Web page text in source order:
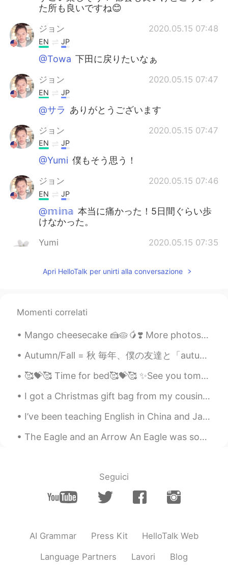
た所も良いですね😊
ジョン 2020.05.15 07:48
EN JP
@Towa 下田に戻りたいなぁ
ジョン 2020.05.15 07:47
EN JP
@サラ ありがとうございます
ジョン 2020.05.15 07:47
EN JP
@Yumi 僕もそう思う！
ジョン 2020.05.15 07:46
EN JP
@𝕞𝕚𝕟𝕒 本当に痛かった！5日間ぐらい歩
けなかった。
Yumi 2020.05.15 07:35
日本の夏！って感じがする。
ね！✨ キレイな海見て、ゆっくり過ごした
JP EN
すごい日焼けしてる😳
サラ 2020.05.15 07:04
何も釣り上げなかったけど、デッカイ
くもを見て
ひどい日焼けしちゃった。
た。
Apri HelloTalk per unirti alla conversazione
Momenti correlati
Mango cheesecake 🍰🥧🥭❣️ More photos of no bake mango cheesecake. It tastes delicious, I had a sl...
Autumn/Fall = 秋 毎年、僕の友達と「autumn」か「fall」どっちの方がいい言葉って議論があります。 ただの意見だけど、「fall」というと、すぐに木が死んで葉が落ちるってイメ...
🥰💝🥰 Time for bed🥰💝🥰 ✨See you tomorrow and have a nice day ✨ Please share your favorite TV serie...
I got a Christmas gift bag from my cousin's family~ ❤ It included a cute Christmas card with our...
I’ve been teaching English in China and Japan for 7 years! I must have taught over 1,000 students...
The Eagle and an Arrow An Eagle was soaring through the air when suddenly it heard the whizz of ...
Seguici
AI Grammar Press Kit HelloTalk Web
Language Partners Lavori Blog